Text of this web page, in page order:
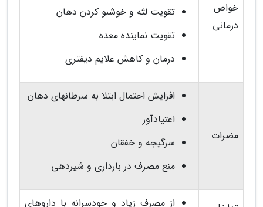
خواص
درمانی
تقویت لثه و خوشبو کردن دهان
تقویت نماینده معده
درمان و کاهش علایم دیفتری
مضرات
افزایش احتمال ابتلا به سرطانهای دهان
اعتیادآور
سرگیجه و خفقان
منع مصرف در بارداری و شیردهی
از مصرف زیاد و خودسرانه با داروهای